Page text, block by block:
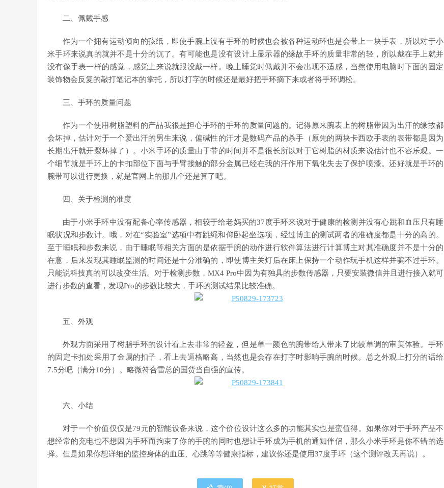
二、佩戴手感
作为一个拥有运动倾向的孩纸，即使手腕上没有手环的时候也会被各种运动环也是会带上一块手表，所以对于小
米手环来说真的就并不是十分的沉了。有可能也是没有设计上显示器的缘故手环的质量非常的轻，所以戴在手上就并
没有像手表一样的感觉，感觉上来说就跟没戴一样。晚上睡觉时佩戴并不会出现不适感，当然使用电脑时下面的固定
装饰物会反复的敲打笔记本的掌托，所以打字的时候还是最好把手环摘下来或者将手环调松。
三、手环的质量问题
作为一个使用树脂塑料的产品我很是担心手环的手环的质量问题的。记得原来腕表上的树脂带因为出汗的缘故都
会坏掉，估计对于一个爱出汗的男生来说，偏碱性的汗才是数码产品的杀手（原先的两块卡西欧手表的表带都是因为
长期出汗就开裂坏掉了）。小米手环的质量由于带的时间并不是很长所以对于它树脂的材质来说估计也不容乐观。一
个细节就是手环上的卡扣部位下面与手臂接触的部分金属已经在我的汗作用下氧化失去了保护喷漆。还好就是手环的
腕带可以进行更换，就是官网上的那几个还是算了吧。
四、关于检测的准度
由于小米手环中没有配备心率传感器，相较于给老妈买的37度手环来说对于健康的检测并没有心跳和血压只有睡
眠状况和步数计。哦，对在“实验室”选项中有跳绳和仰卧起坐选项，经过博主的测试两者的准确度都是十分的高的。
至于睡眠和步数来说，由于睡眠等相关方面的是依据手腕的动作进行软件算法进行计算博主对其准确度并不是十分的
在意，后来发现其睡眠监测的时间还是十分准确的，即使博主关灯后在床上保持一个动作玩手机这样并骗不过手环。
只能说科技真的可以改变生活。对于检测步数，MX4 Pro中因为有独具的步数传感器，只要安装微信并且进行接入就可
进行步数的查看，发现Pro的步数比较大，手环的测试结果比较准确。
五、外观
外观方面采用了树脂手环的设计看上去非常的轻盈，但是单一颜色的腕带给人带来了比较单调的审美体验。手环
的固定卡扣处采用了金属的扣子，看上去逼格略高，当然也是会存在打字时影响手腕的时候。总之外观上打分的话给
7.5分吧（满分10分）。略微符合雷总的国货当自强的宣传。
六、小结
对于一个价值仅仅是79元的智能设备来说，这个价位设计这么多的功能其实也是蛮值得。如果你对于手环产品不
想经常的充电也不想因为手环而拘束了你的手腕的同时也想让手环成为手机的通知伴侣，那么小米手环是你不错的选
择。但是如果你想详细的监控身体的血压、心跳等等健康指标，建议你还是使用37度手环（这个测评改天再说）。